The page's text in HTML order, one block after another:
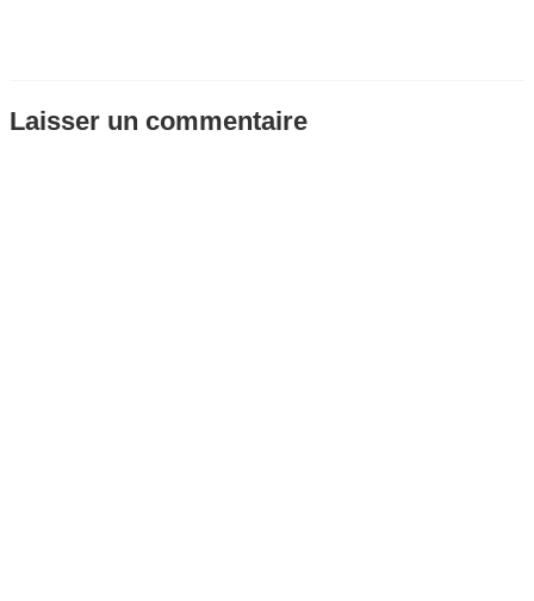
Laisser un commentaire